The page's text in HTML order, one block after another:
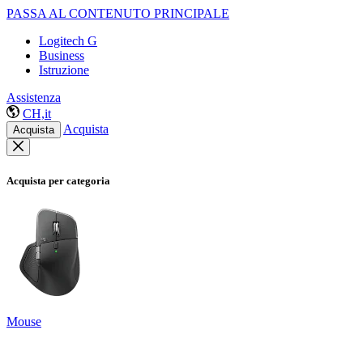
PASSA AL CONTENUTO PRINCIPALE
Logitech G
Business
Istruzione
Assistenza
CH,it
Acquista Acquista
Acquista per categoria
Mouse